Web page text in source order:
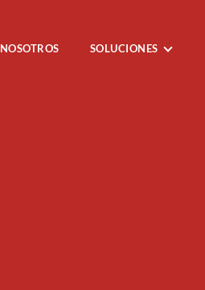
NOSOTROS SOLUCIONES